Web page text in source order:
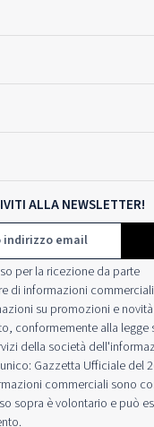
ALLA NEWSLETTER!
per la ricezione da parte
di informazioni
su promozioni e
conformemente alla legge
della società
Gazzetta Ufficiale del
commerciali sono
sopra è volontario e può